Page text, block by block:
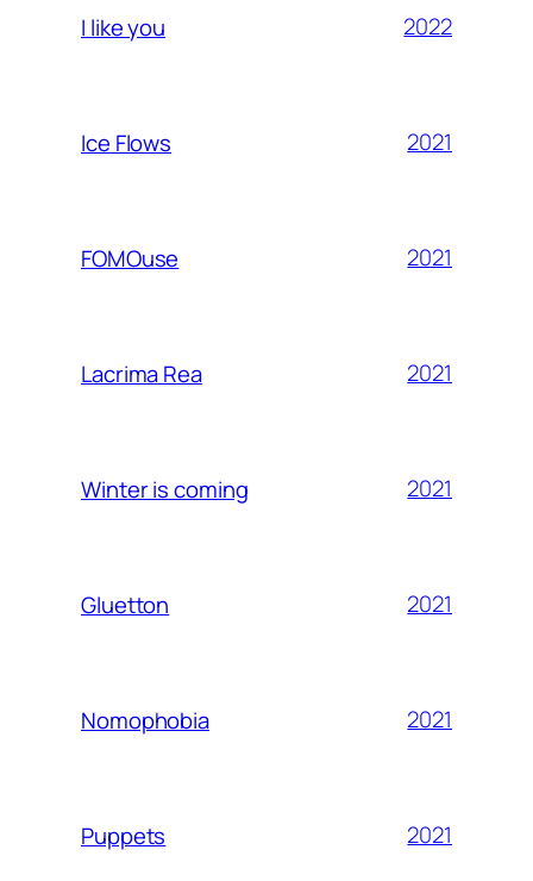
I like you 2022
Ice Flows 2021
FOMOuse 2021
Lacrima Rea 2021
Winter is coming 2021
Gluetton 2021
Nomophobia 2021
Puppets 2021